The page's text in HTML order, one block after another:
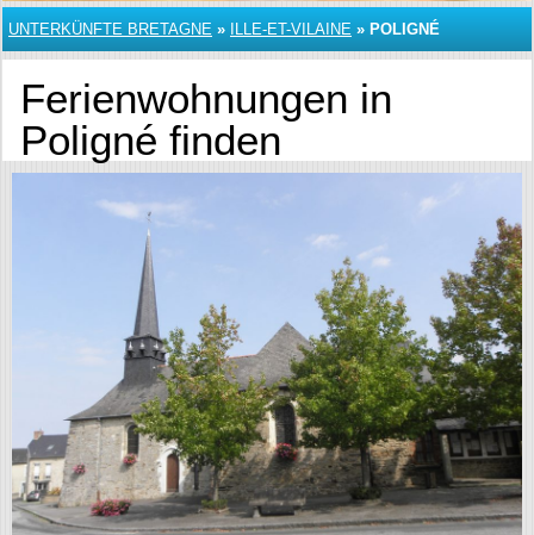
UNTERKÜNFTE BRETAGNE » ILLE-ET-VILAINE » POLIGNÉ
Ferienwohnungen in
Poligné finden